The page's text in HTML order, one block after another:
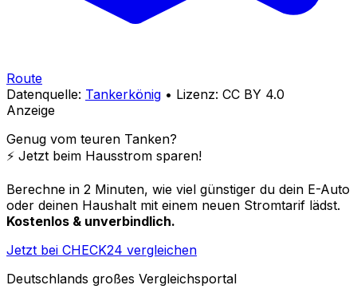
Route
Datenquelle: Tankerkönig • Lizenz: CC BY 4.0
Anzeige
Genug vom teuren Tanken?
⚡️ Jetzt beim Hausstrom sparen!
Berechne in 2 Minuten, wie viel günstiger du dein E-Auto
oder deinen Haushalt mit einem neuen Stromtarif lädst.
Kostenlos & unverbindlich.
Jetzt bei CHECK24 vergleichen
Deutschlands großes Vergleichsportal